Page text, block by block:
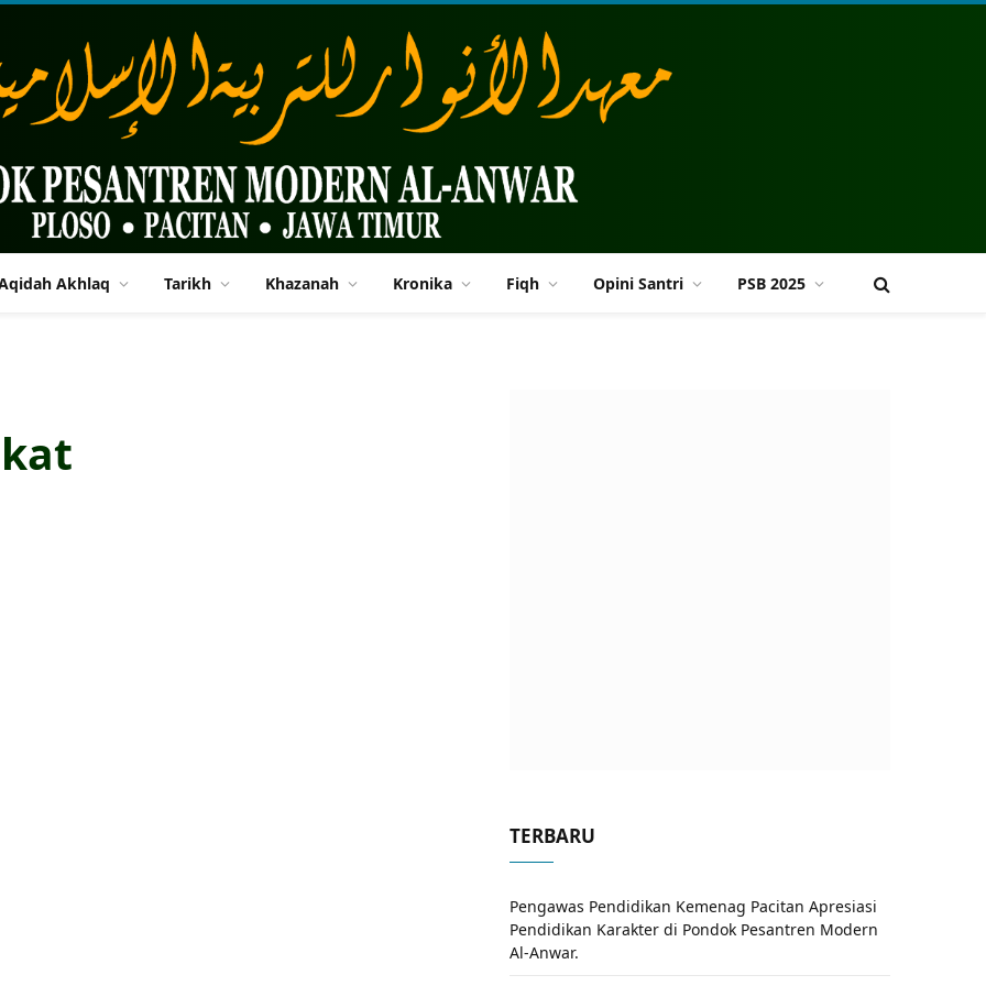
Akhlaq Tarikh Khazanah Kronika Fiqh Opini Santri PSB 2025
TERBARU
Pengawas Pendidikan Kemenag Pacitan Apresiasi
Pendidikan Karakter di Pondok Pesantren Modern
Al-Anwar.